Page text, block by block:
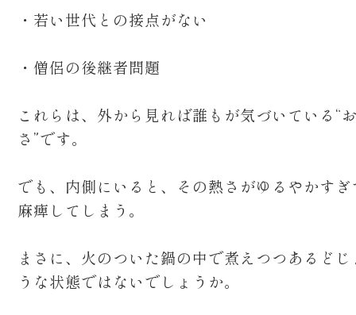
・若い世代との接点がない
・僧侶の後継者問題
これらは、外から見れば誰もが気づいている“
さ”です。
でも、内側にいると、その熱さがゆるやかす
麻痺してしまう。
まさに、火のついた鍋の中で煮えつつあるど
うな状態ではないでしょうか。